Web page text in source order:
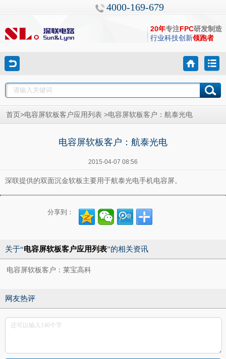
4000-169-679
20年专注FPC研发制造
行业科技创新领跑者
首页 >电容屏软板客户应用列表 >电容屏软板客户：航泰光电
电容屏软板客户：航泰光电
2015-04-07 08:56
深联提供的双面沉金软板主要用于航泰光电手机电容屏。
分享到：
关于“电容屏软板客户应用列表”的相关资讯
电容屏软板客户：莱宝高科
网友热评